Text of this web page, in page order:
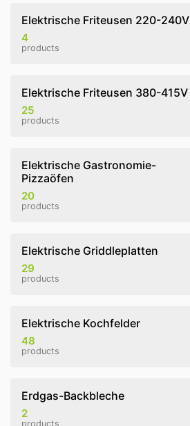
Elektrische Friteusen 220-240V
4
products
Elektrische Friteusen 380-415V
25
products
Elektrische Gastronomie-
Pizzaöfen
20
products
Elektrische Griddleplatten
29
products
Elektrische Kochfelder
48
products
Erdgas-Backbleche
2
products